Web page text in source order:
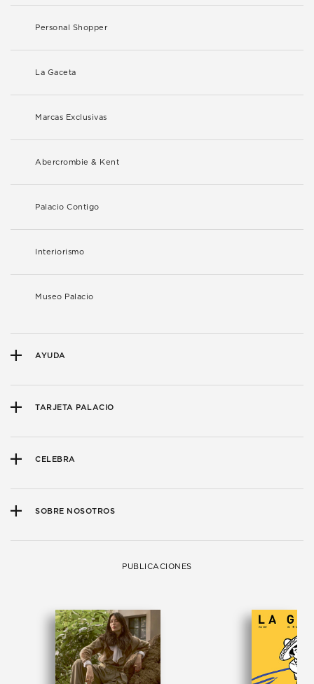
Personal Shopper
La Gaceta
Marcas Exclusivas
Abercrombie & Kent
Palacio Contigo
Interiorismo
Museo Palacio
AYUDA
TARJETA PALACIO
CELEBRA
SOBRE NOSOTROS
PUBLICACIONES